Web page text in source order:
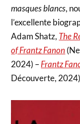
masques blancs,
l’excellente
Adam Shatz, The
of Frantz Fanon
2024) –Frantz
Découverte,